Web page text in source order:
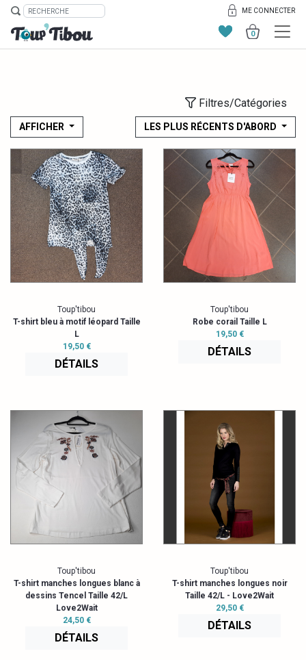
ME CONNECTER
0
Filtres/Catégories
AFFICHER LES PLUS RÉCENTS D'ABORD
Toup'tibou
T-shirt bleu à motif léopard Taille
L
19,50 €
DÉTAILS
Toup'tibou
Robe corail Taille L
19,50 €
DÉTAILS
Toup'tibou
T-shirt manches longues blanc à
dessins Tencel Taille 42/L
Love2Wait
24,50 €
DÉTAILS
Toup'tibou
T-shirt manches longues noir
Taille 42/L - Love2Wait
29,50 €
DÉTAILS